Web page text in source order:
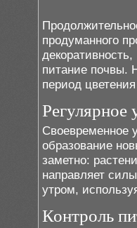
продуманного
питание почвы.
период
Регулярное
Своевременное
образование
заметно:
направляет
утром,
Контроль